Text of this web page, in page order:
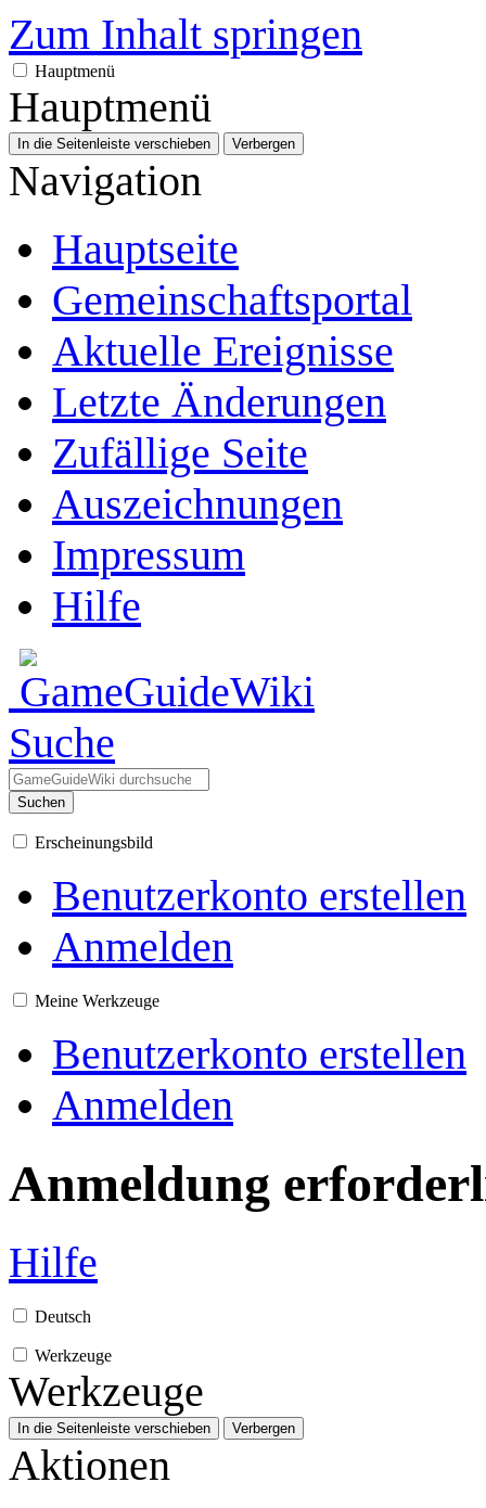
Zum Inhalt springen
Hauptmenü
Hauptmenü
In die Seitenleiste verschieben Verbergen
Navigation
Hauptseite
Gemeinschafts­portal
Aktuelle Ereignisse
Letzte Änderungen
Zufällige Seite
Auszeichnungen
Impressum
Hilfe
Suche
Suchen
Erscheinungsbild
Benutzerkonto erstellen
Anmelden
Meine Werkzeuge
Benutzerkonto erstellen
Anmelden
Anmeldung
Hilfe
Deutsch
Werkzeuge
Werkzeuge
In die Seitenleiste verschieben Verbergen
Aktionen